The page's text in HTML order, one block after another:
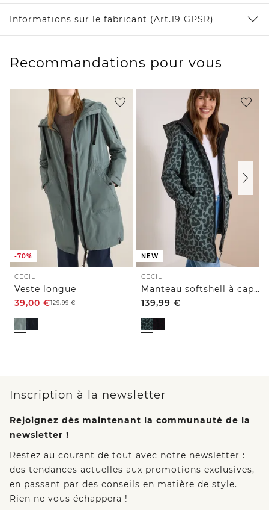
Informations sur le fabricant (Art.19 GPSR)
Recommandations pour vous
-70%
CECIL
Veste longue
39,00 €129,99€
NEW
CECIL
Manteau softshell à capuche et motif léopard
139,99 €
Inscription à la newsletter
Rejoignez dès maintenant la communauté de la
newsletter !
Restez au courant de tout avec notre newsletter :
des tendances actuelles aux promotions exclusives,
en passant par des conseils en matière de style.
Rien ne vous échappera !